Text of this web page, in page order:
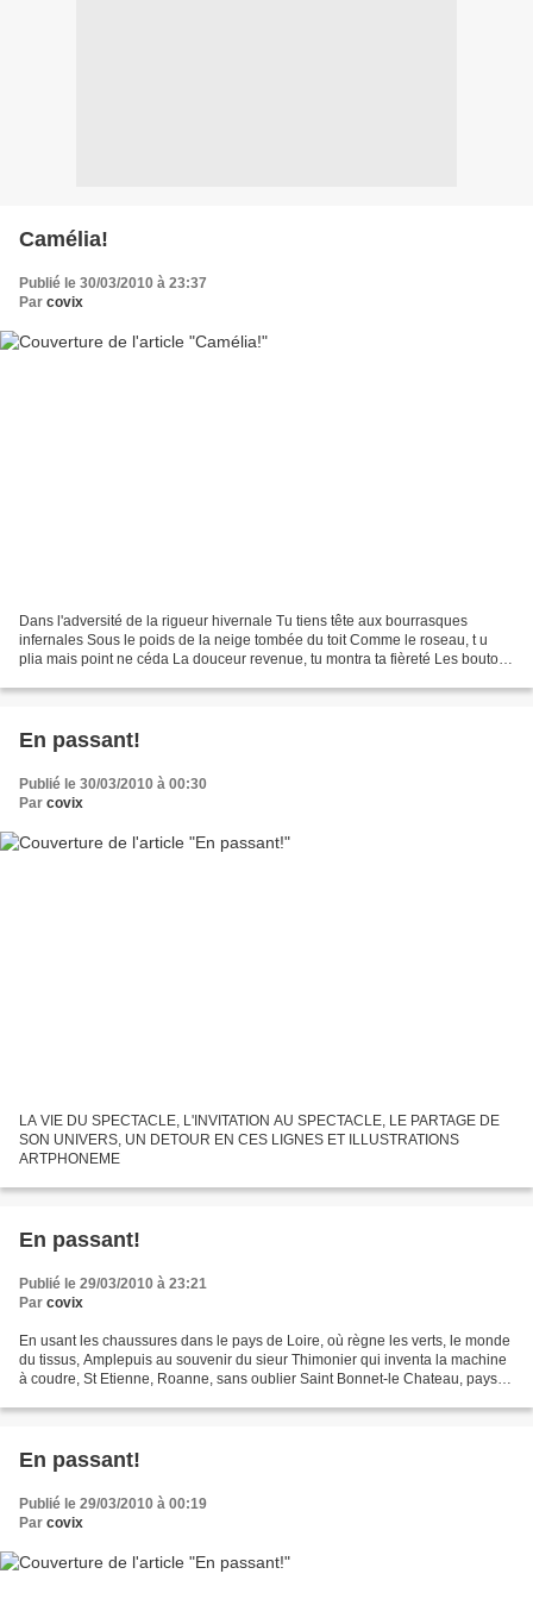
Camélia!
Publié le 30/03/2010 à 23:37
Par covix
Dans l'adversité de la rigueur hivernale Tu tiens tête aux bourrasques
infernales Sous le poids de la neige tombée du toit Comme le roseau, t u
plia mais point ne céda La douceur revenue, tu montra ta fièreté Les boutons
En passant!
Publié le 30/03/2010 à 00:30
Par covix
LA VIE DU SPECTACLE, L'INVITATION AU SPECTACLE, LE PARTAGE DE
SON UNIVERS, UN DETOUR EN CES LIGNES ET ILLUSTRATIONS
ARTPHONEME
En passant!
Publié le 29/03/2010 à 23:21
Par covix
En usant les chaussures dans le pays de Loire, où règne les verts, le monde
du tissus, Amplepuis au souvenir du sieur Thimonier qui inventa la machine
à coudre, St Etienne, Roanne, sans oublier Saint Bonnet-le Chateau, pays
En passant!
Publié le 29/03/2010 à 00:19
Par covix